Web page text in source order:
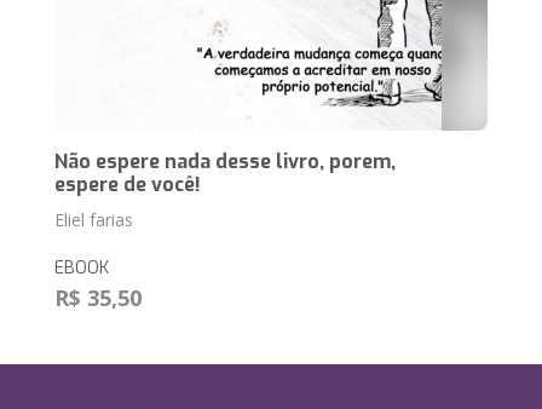
Não espere nada desse livro, porem,
espere de você!
Eliel farias
EBOOK
R$ 35,50